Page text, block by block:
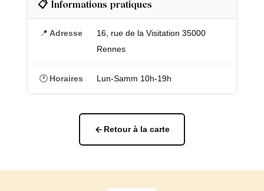
📋 Informations pratiques
📍 Adresse
16, rue de la Visitation 35000
Rennes
🕐 Horaires Lun-Samm 10h-19h
Retour à la carte